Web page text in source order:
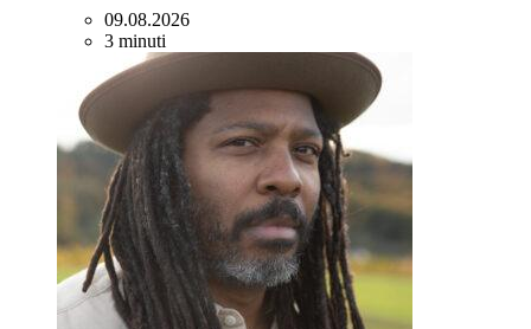
09.08.2026
3 minuti